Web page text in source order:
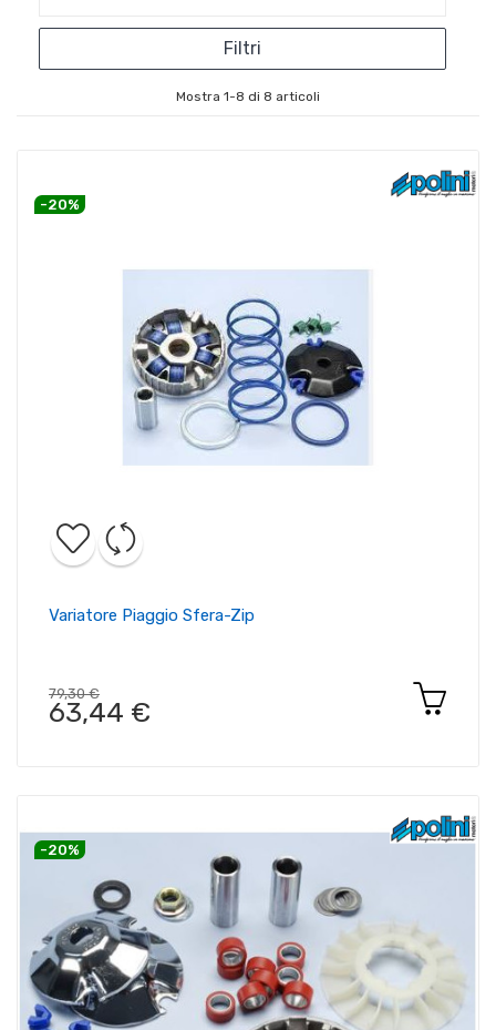
Filtri
Mostra 1-8 di 8 articoli
-20%
Variatore Piaggio Sfera-Zip
79,30 €
63,44 €
-20%